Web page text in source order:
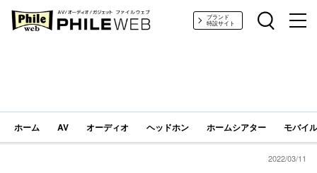
PHILE WEB｜AV/オーディオ/ガジェットブランド
特設サイト
ホーム AV オーディオ ヘッドホン ホームシアター モバイ
2022/03/11